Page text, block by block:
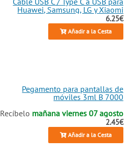
Huawei, Samsung, LG y Xiaomi
6.25€
Añadir a la Cesta
Pegamento para pantallas de
móviles 3ml B 7000
Recíbelo mañana viernes 07 agosto
2.45€
Añadir a la Cesta